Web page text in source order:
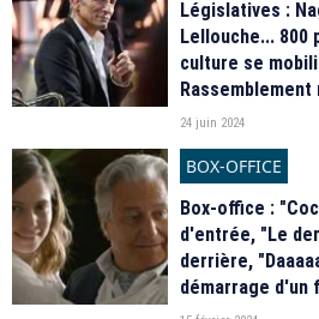
Législatives :
Lellouche...
culture se
Rassemblement
24 juin 2024
BOX-OFFICE
Box-office :
d'entrée, "Le
derrière,
démarrage d'un